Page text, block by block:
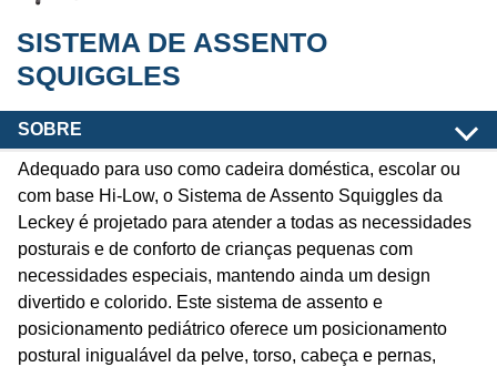
SISTEMA DE ASSENTO
SQUIGGLES
SOBRE
Adequado para uso como cadeira doméstica, escolar ou
com base Hi-Low, o Sistema de Assento Squiggles da
Leckey é projetado para atender a todas as necessidades
posturais e de conforto de crianças pequenas com
necessidades especiais, mantendo ainda um design
divertido e colorido. Este sistema de assento e
posicionamento pediátrico oferece um posicionamento
postural inigualável da pelve, torso, cabeça e pernas,